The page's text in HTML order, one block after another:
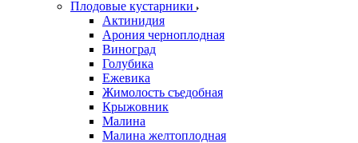
Плодовые кустарники
Актинидия
Арония черноплодная
Виноград
Голубика
Ежевика
Жимолость съедобная
Крыжовник
Малина
Малина желтоплодная